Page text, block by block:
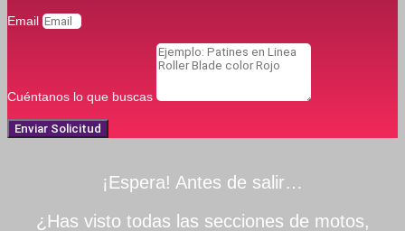
Email
Cuéntanos lo que buscas
Enviar Solicitud
¡Espera! Antes de salir…
¿Has visto todas las secciones de motos,